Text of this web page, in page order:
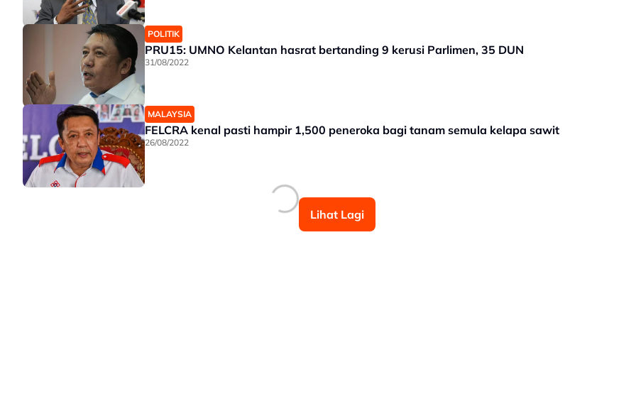
POLITIK
PRU15: UMNO Kelantan hasrat bertanding 9 kerusi Parlimen, 35 DUN
31/08/2022
MALAYSIA
FELCRA kenal pasti hampir 1,500 peneroka bagi tanam semula kelapa sawit
26/08/2022
Lihat Lagi